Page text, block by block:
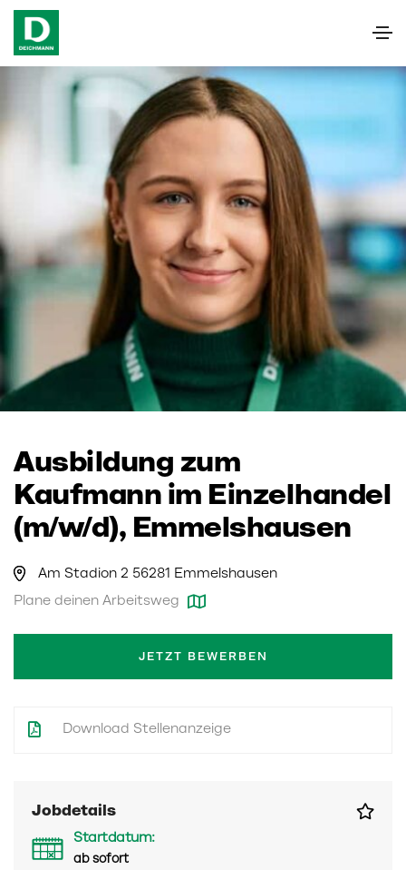
Ausbildung zum
Kaufmann im Einzelhandel
(m/w/d), Emmelshausen
Am Stadion 2 56281 Emmelshausen
Plane deinen Arbeitsweg
JETZT BEWERBEN
Download Stellenanzeige
Jobdetails
Startdatum:
ab sofort